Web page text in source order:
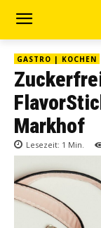
GASTRO | KOCHEN
Markhof
Lesezeit: 1 Min.